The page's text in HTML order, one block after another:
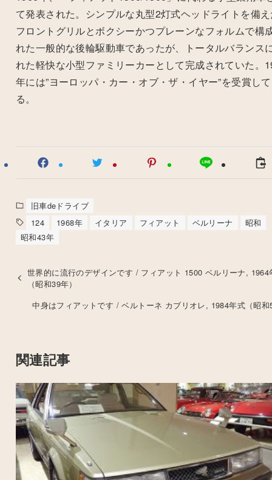
て発表された。シンプルな丸型2灯式ヘッドライトを備
フロントグリルとボクシーかつプレーンなフォルムで構
れた一般的な後輪駆動車であったが、トータルバランス
れた軽快な小型ファミリーカーとして完成されていた。
年には”ヨーロッパ・カー・オブ・ザ・イヤー”を受賞し
る。
旧車deドライブ
124
1968年 イタリア フィアット ベルリーナ
昭和
昭和43年
世界的に流行のデザインです / フィアット 1500 ベルリーナ, 1964
（昭和39年）
中身はフィアットです / ベルトーネ カブリオレ, 1984年式（昭和
関連記事